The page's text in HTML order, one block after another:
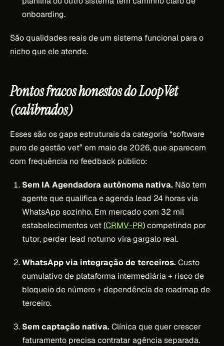
onboarding.
São qualidades reais de um sistema funcional para o
nicho que ele atende.
Pontos fracos honestos do LoopVet
(calibrados)
Esses são os gaps estruturais da categoria “software
puro de gestão vet” em maio de 2026, que aparecem
com frequência no feedback público:
Sem IA Agendadora autônoma nativa. Não tem
agente que qualifica e agenda lead 24 horas via
WhatsApp sozinho. Em mercado com 32 mil
estabelecimentos vet (CRMV-PR) competindo por
tutor, perder lead noturno vira gargalo real.
WhatsApp via integração de terceiros.Custo
cumulativo de plataforma intermediária + risco de
bloqueio de número + dependência de roadmap de
terceiro.
Sem captação nativa.Clínica que quer crescer
faturamento precisa contratar agência separada.